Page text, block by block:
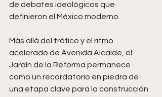
de debates ideológicos que
definieron el México moderno.
Más allá del tráfico y el ritmo
acelerado de Avenida Alcalde, el
Jardín de la Reforma permanece
como un recordatorio en piedra de
una etapa clave para la construcción